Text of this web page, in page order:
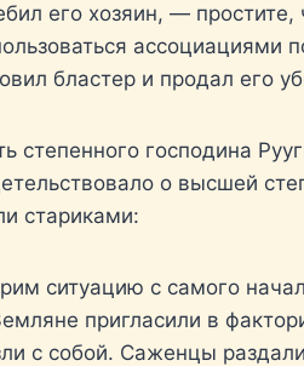
его хозяин, —
бластер и продал его
степенного господина
о высшей
стариками:
ситуацию с самого
пригласили в
с собой. Саженцы